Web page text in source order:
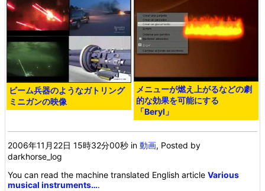
ビーム兵器のようなガトリング
ミニガンの映像
メニューが燃え上がるなどの劇
的な効果を可能にする
「Beryl」
2006年11月22日 15時32分00秒 in動画, Posted by
darkhorse_log
You can read the machine translated English articleVarious
musical instruments….